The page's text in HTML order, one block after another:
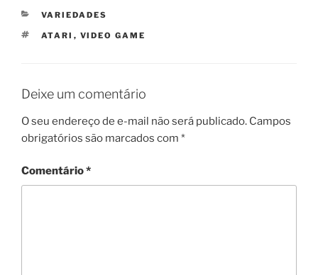
CATEGORIAS
VARIEDADES
TAGS
ATARI , VIDEO GAME
Deixe um comentário
O seu endereço de e-mail não será publicado. Campos
obrigatórios são marcados com *
Comentário*